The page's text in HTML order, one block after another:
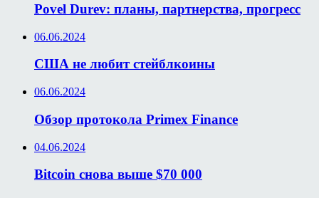
Povel Durev: планы, партнерства, прогресс
06.06.2024
США не любит стейблкоины
06.06.2024
Обзор протокола Primex Finance
04.06.2024
Bitcoin снова выше $70 000